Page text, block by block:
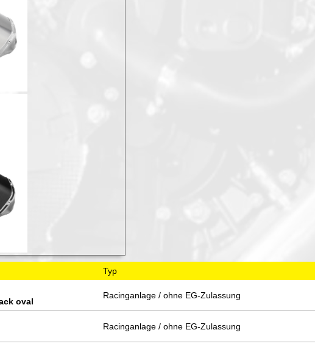
Typ
oval
Racinganlage / ohne EG-Zulassung
Racinganlage / ohne EG-Zulassung